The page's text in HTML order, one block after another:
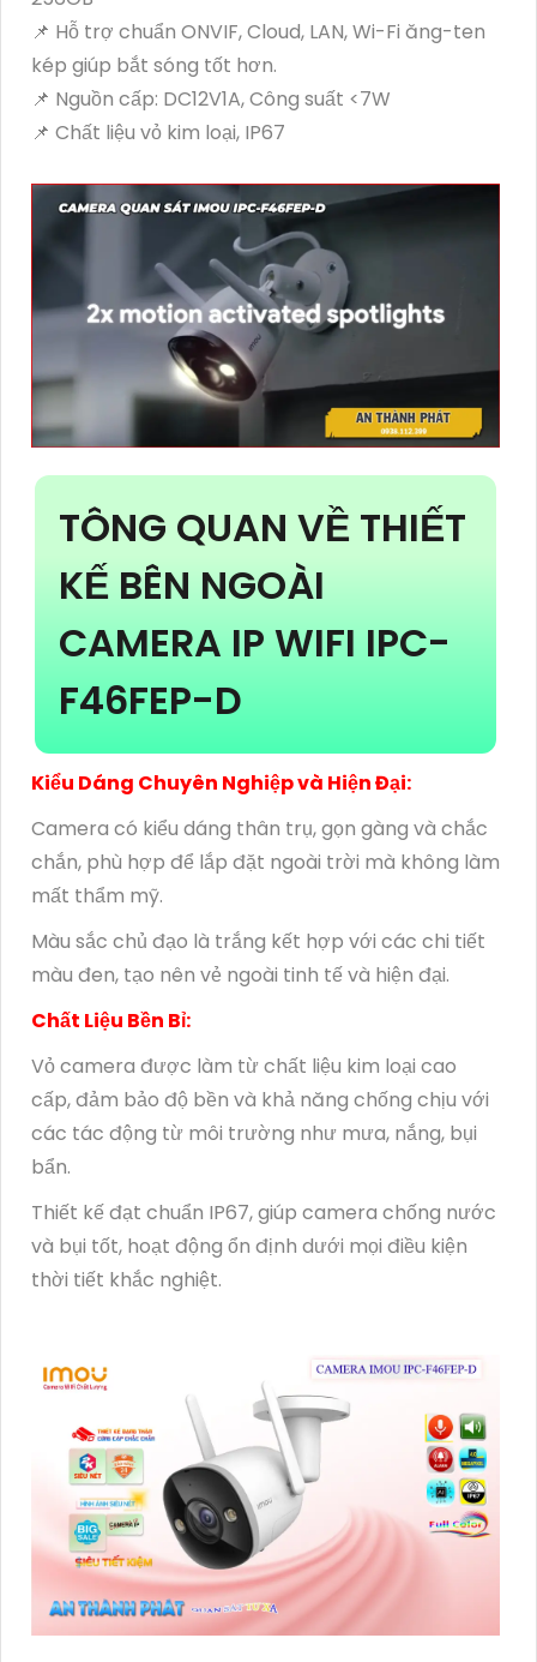
📌 Hỗ trợ chuẩn ONVIF, Cloud, LAN, Wi-Fi ăng-ten
kép giúp bắt sóng tốt hơn.
📌 Nguồn cấp: DC12V1A, Công suất <7W
📌 Chất liệu vỏ kim loại, IP67
TÔNG QUAN VỀ THIẾT
KẾ BÊN NGOÀI
CAMERA IP WIFI IPC-
F46FEP-D
Kiểu Dáng Chuyên Nghiệp và Hiện Đại:
Camera có kiểu dáng thân trụ, gọn gàng và chắc
chắn, phù hợp để lắp đặt ngoài trời mà không làm
mất thẩm mỹ.
Màu sắc chủ đạo là trắng kết hợp với các chi tiết
màu đen, tạo nên vẻ ngoài tinh tế và hiện đại.
Chất Liệu Bền Bỉ:
Vỏ camera được làm từ chất liệu kim loại cao
cấp, đảm bảo độ bền và khả năng chống chịu với
các tác động từ môi trường như mưa, nắng, bụi
bẩn.
Thiết kế đạt chuẩn IP67, giúp camera chống nước
và bụi tốt, hoạt động ổn định dưới mọi điều kiện
thời tiết khắc nghiệt.